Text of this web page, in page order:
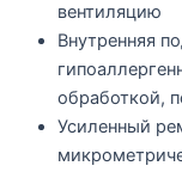
вентиляцию
Внутренняя
обработкой,
Усиленный